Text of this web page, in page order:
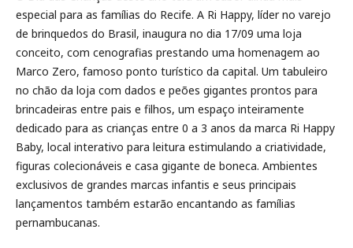
especial para as famílias do Recife. A Ri Happy, líder no varejo
de brinquedos do Brasil, inaugura no dia 17/09 uma loja
conceito, com cenografias prestando uma homenagem ao
Marco Zero, famoso ponto turístico da capital. Um tabuleiro
no chão da loja com dados e peões gigantes prontos para
brincadeiras entre pais e filhos, um espaço inteiramente
dedicado para as crianças entre 0 a 3 anos da marca Ri Happy
Baby, local interativo para leitura estimulando a criatividade,
figuras colecionáveis e casa gigante de boneca. Ambientes
exclusivos de grandes marcas infantis e seus principais
lançamentos também estarão encantando as famílias
pernambucanas.